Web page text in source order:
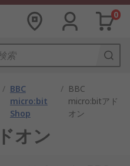
0
/ BBC
micro:bit
Shop
/ BBC
micro:bitアド
オン
オン